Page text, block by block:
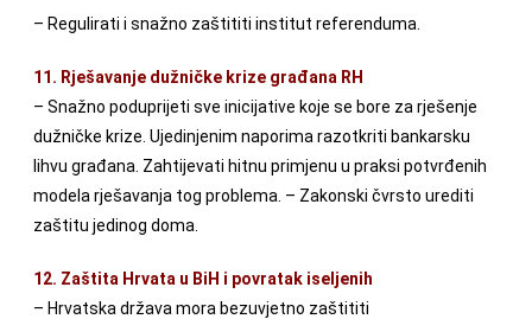
– Regulirati i snažno zaštititi institut referenduma.
11. Rješavanje dužničke krize građana RH
– Snažno poduprijeti sve inicijative koje se bore za rješenje
dužničke krize. Ujedinjenim naporima razotkriti bankarsku
lihvu građana. Zahtijevati hitnu primjenu u praksi potvrđenih
modela rješavanja tog problema. – Zakonski čvrsto urediti
zaštitu jedinog doma.
12. Zaštita Hrvata u BiH i povratak iseljenih
– Hrvatska država mora bezuvjetno zaštititi